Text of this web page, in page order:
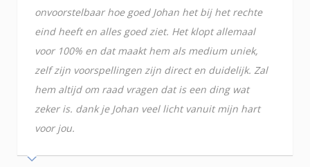
onvoorstelbaar hoe goed Johan het bij het rechte
eind heeft en alles goed ziet. Het klopt allemaal
voor 100% en dat maakt hem als medium uniek,
zelf zijn voorspellingen zijn direct en duidelijk. Zal
hem altijd om raad vragen dat is een ding wat
zeker is. dank je Johan veel licht vanuit mijn hart
voor jou.